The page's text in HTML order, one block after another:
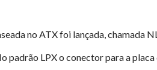
no ATX foi lançada, chamada
padrão LPX o conector para a placa